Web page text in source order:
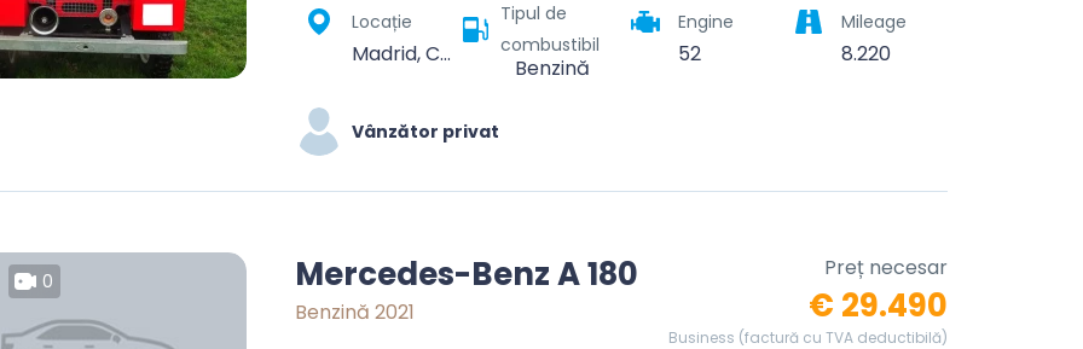
Locație
Madrid, Community of Madrid, Spain
Tipul de
combustibil
Benzină
Engine
52
Mileage
8.220
Vânzător privat
0 Mercedes-Benz A 180
Benzină 2021
Preț necesar
€ 29.490
Business (factură cu TVA deductibilă)